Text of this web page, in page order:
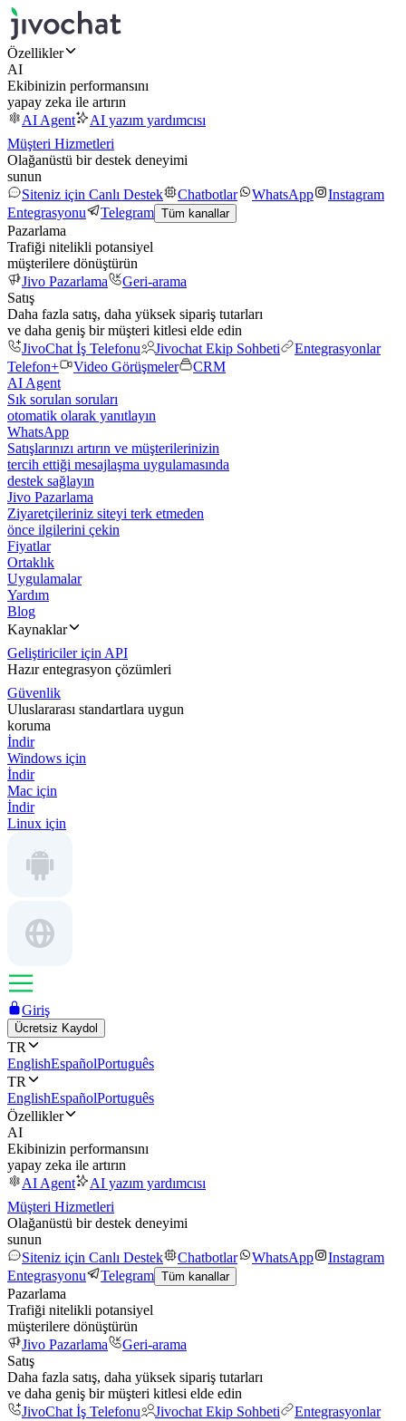
Özellikler
AI
Ekibinizin performansını
yapay zeka ile artırın
AI Agent
AI yazım yardımcısı
Müşteri Hizmetleri
Olağanüstü bir destek deneyimi
sunun
Siteniz için Canlı Destek
Chatbotlar WhatsApp
Instagram
Entegrasyonu
Telegram Tüm kanallar
Pazarlama
Trafiği nitelikli potansiyel
müşterilere dönüştürün
Jivo Pazarlama
Geri-arama
Satış
Daha fazla satış, daha yüksek sipariş tutarları
ve daha geniş bir müşteri kitlesi elde edin
JivoChat İş Telefonu
Jivochat Ekip Sohbeti
Entegrasyonlar
Telefon+
Video Görüşmeler
CRM
AI Agent
Sık sorulan soruları
otomatik olarak yanıtlayın
WhatsApp
Satışlarınızı artırın ve müşterilerinizin
tercih ettiği mesajlaşma uygulamasında
destek sağlayın
Jivo Pazarlama
Ziyaretçileriniz siteyi terk etmeden
önce ilgilerini çekin
Fiyatlar
Ortaklık
Uygulamalar
Yardım
Blog
Kaynaklar
Geliştiriciler için API
Hazır entegrasyon çözümleri
Güvenlik
Uluslararası standartlara uygun
koruma
İndir
Windows için
İndir
Mac için
İndir
Linux için
Giriş
Ücretsiz Kaydol
TR
EnglishEspañolPortuguês
TR
EnglishEspañolPortuguês
Özellikler
AI
Ekibinizin performansını
yapay zeka ile artırın
AI Agent
AI yazım yardımcısı
Müşteri Hizmetleri
Olağanüstü bir destek deneyimi
sunun
Siteniz için Canlı Destek
Chatbotlar WhatsApp
Instagram
Entegrasyonu
Telegram Tüm kanallar
Pazarlama
Trafiği nitelikli potansiyel
müşterilere dönüştürün
Jivo Pazarlama
Geri-arama
Satış
Daha fazla satış, daha yüksek sipariş tutarları
ve daha geniş bir müşteri kitlesi elde edin
JivoChat İş Telefonu
Jivochat Ekip Sohbeti
Entegrasyonlar